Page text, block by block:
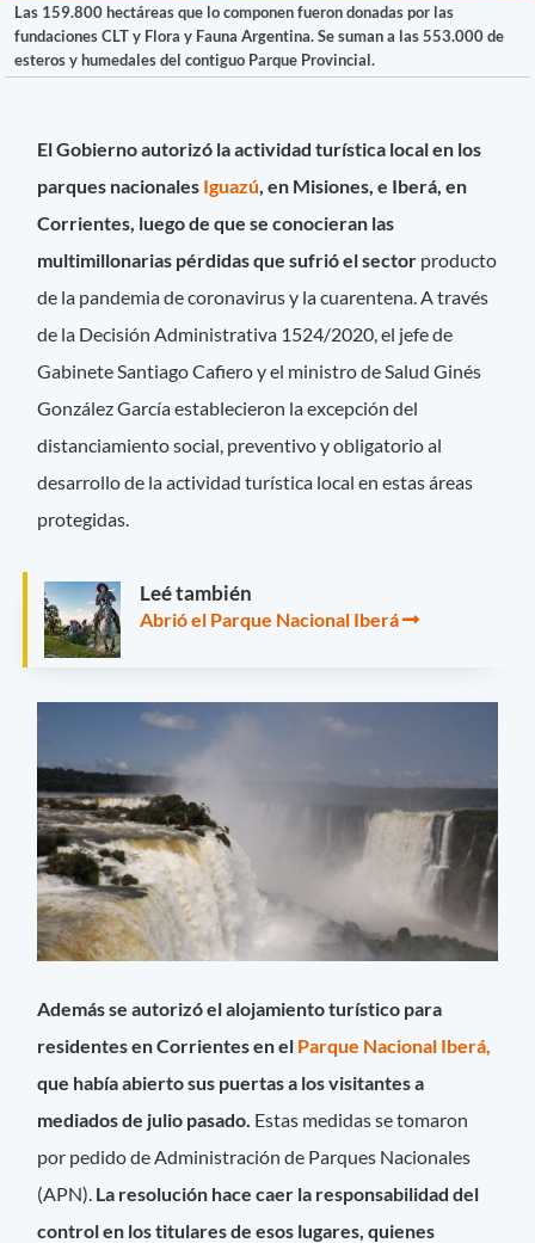
Las 159.800 hectáreas que lo componen fueron donadas por las
fundaciones CLT y Flora y Fauna Argentina. Se suman a las 553.000 de
esteros y humedales del contiguo Parque Provincial.
El Gobierno autorizó la actividad turística local en los
parques nacionales Iguazú , en Misiones, e Iberá, en
Corrientes, luego de que se conocieran las
multimillonarias pérdidas que sufrió el sector producto
de la pandemia de coronavirus y la cuarentena. A través
de la Decisión Administrativa 1524/2020, el jefe de
Gabinete Santiago Cafiero y el ministro de Salud Ginés
González García establecieron la excepción del
distanciamiento social, preventivo y obligatorio al
desarrollo de la actividad turística local en estas áreas
protegidas.
Leé también
Abrió el Parque Nacional Iberá
Además se autorizó el alojamiento turístico para
residentes en Corrientes en el Parque Nacional Iberá,
que había abierto sus puertas a los visitantes a
mediados de julio pasado. Estas medidas se tomaron
por pedido de Administración de Parques Nacionales
(APN). La resolución hace caer la responsabilidad del
control en los titulares de esos lugares, quienes